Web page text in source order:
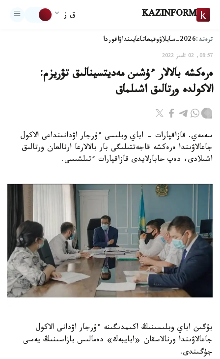
KAZINFORM ق ز
ترەند:2026-سايلاۋ وقيعاتاعايىنداۋاقوردا
08:57, 02 تامىز 2022
ەرەكشە بالالار ءۇشىن مەديتسينالىق تۋريزم:
الاكولدە ورتالىق اشىلماق
سەمەي. قازاقپارات - اباي وبلىسى ءۇرجار اۋدانىنداعى الاكول
جاعالاۋىندا ەرەكشە قاجەتتىلىگى بار بالالارعا ارنالعان ورتالىق
اشىلادى، دەپ حابارلايدى قازاقپارات ءتىلشىسى.
بۇگىن اباي وبلىسىنىڭ اكىمدىگىنە ءۇرجار اۋدانى الاكول
جاعالاۋىندا ورنالاسقان «ابايبەك» دەمالىس بازاسىنىڭ يەسى
جۇگىندى.